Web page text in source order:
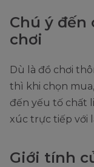
Chú ý đến
chơi
Dù là đồ chơi
thì khi chọn
đến yếu tố chất
xúc trực tiếp với
Giới tính